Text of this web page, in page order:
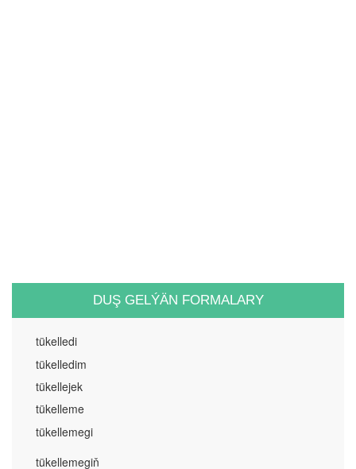
DUŞ GELÝÄN FORMALARY
tükelledi
tükelledim
tükellejek
tükelleme
tükellemegi
tükellemegiň